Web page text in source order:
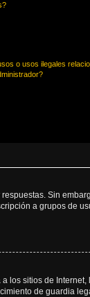
o usos ilegales
Sin
a grupos de
los sitios de
de guardia